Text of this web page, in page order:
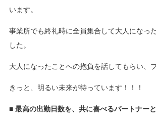
います。
事業所でも終礼時に全員集合して大人になっ
した。
大人になったことへの抱負を話してもらい、
きっと、明るい未来が待っています！！！
■ 最高の出勤日数を、共に喜べるパートナー